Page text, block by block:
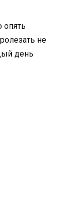
опять
не
день